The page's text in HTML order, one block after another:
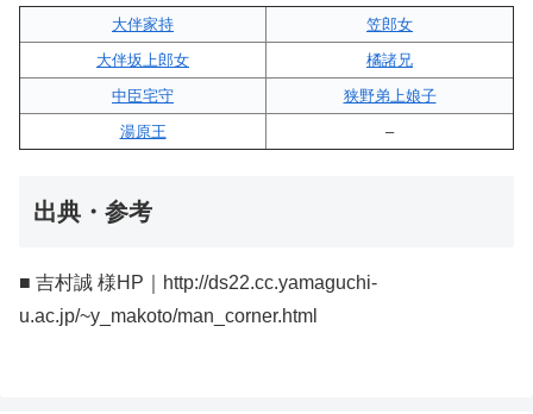
大伴家持
笠郎女
大伴坂上郎女
橘諸兄
中臣宅守
狭野弟上娘子
湯原王
–
出典・参考
■ 吉村誠 様HP｜http://ds22.cc.yamaguchi-
u.ac.jp/~y_makoto/man_corner.html